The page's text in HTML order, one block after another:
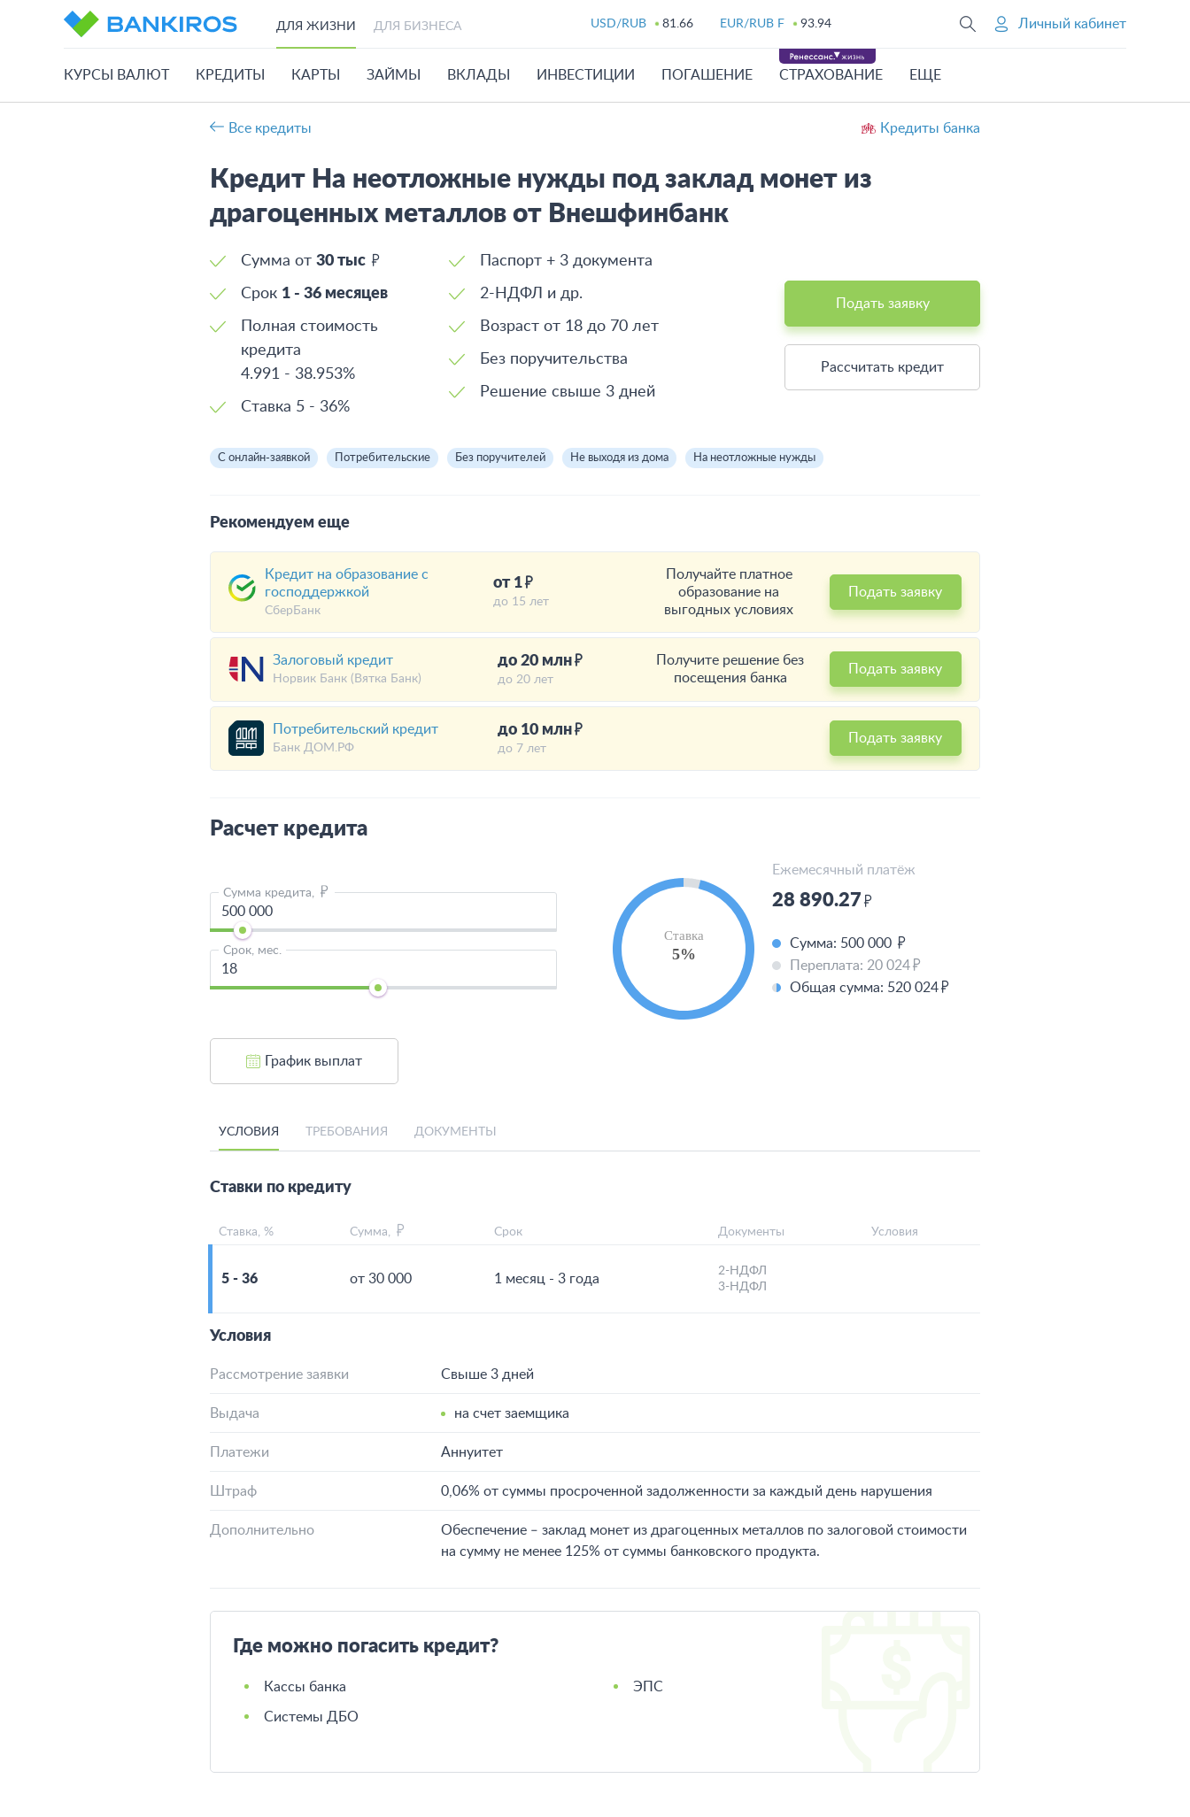
ДЛЯ ЖИЗНИ ДЛЯ БИЗНЕСА USD/RUB 81.66 EUR/RUB F 93.94 Личный кабинет
КУРСЫ ВАЛЮТ КРЕДИТЫ КАРТЫ ЗАЙМЫ ВКЛАДЫ ИНВЕСТИЦИИ ПОГАШЕНИЕ СТРАХОВАНИЕ ЕЩЕ
Все кредиты Кредиты банка
Кредит На неотложные нужды под заклад монет из
драгоценных металлов от Внешфинбанк
Сумма от 30 тыс
Срок 1 - 36 месяцев
Полная стоимость
кредита
4.991 - 38.953%
Ставка 5 - 36%
Паспорт + 3 документа
2-НДФЛ и др.
Возраст от 18 до 70 лет
Без поручительства
Решение свыше 3 дней
Подать заявку
Рассчитать кредит
С онлайн-заявкой Потребительские Без поручителей Не выходя из дома На неотложные нужды
Рекомендуем еще
Кредит на образование с
господдержкой
СберБанк
от 1
до 15 лет
Получайте платное
образование на
выгодных условиях
Подать заявку
Залоговый кредит
Норвик Банк (Вятка Банк)
до 20 млн
до 20 лет
Получите решение без
посещения банка
Подать заявку
Потребительский кредит
Банк ДОМ.РФ
до 10 млн
до 7 лет
Подать заявку
Расчет кредита
Сумма кредита,
Срок, мес. 5%
Ставка
Ежемесячный платёж
28 890.27
Сумма: 500 000
Переплата: 20 024
Общая сумма: 520 024
График выплат
УСЛОВИЯ ТРЕБОВАНИЯ ДОКУМЕНТЫ
Ставки по кредиту
Ставка, % Сумма, Срок Документы Условия
5 - 36 от 30 000 1 месяц - 3 года
2-НДФЛ
3-НДФЛ
Условия
Рассмотрение заявки Свыше 3 дней
Выдача на счет заемщика
Платежи Аннуитет
Штраф 0,06% от суммы просроченной задолженности за каждый день нарушения
Дополнительно
Обеспечение ‒ заклад монет из драгоценных металлов по залоговой стоимости
на сумму не менее 125% от суммы банковского продукта.
Где можно погасить кредит?
Кассы банка
Системы ДБО
ЭПС